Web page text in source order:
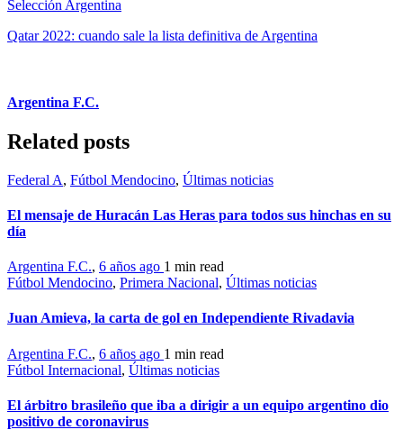
Selección Argentina
Qatar 2022: cuando sale la lista definitiva de Argentina
Argentina F.C.
Related posts
Federal A, Fútbol Mendocino, Últimas noticias
El mensaje de Huracán Las Heras para todos sus hinchas en su
día
Argentina F.C., 6 años ago 1 min read
Fútbol Mendocino, Primera Nacional, Últimas noticias
Juan Amieva, la carta de gol en Independiente Rivadavia
Argentina F.C., 6 años ago 1 min read
Fútbol Internacional, Últimas noticias
El árbitro brasileño que iba a dirigir a un equipo argentino dio
positivo de coronavirus